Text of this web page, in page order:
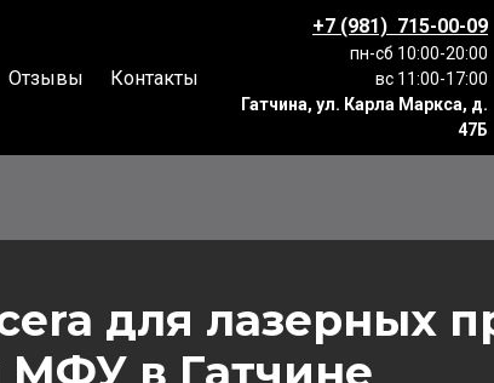
Отзывы Контакты
+7 (981) 715-00-09
пн-сб 10:00-20:00
вс 11:00-17:00
Гатчина, ул. Карла Маркса, д.
47Б
для лазерных
МФУ в Гатчине